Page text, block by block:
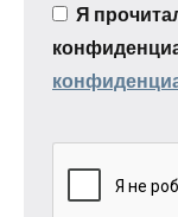
Я